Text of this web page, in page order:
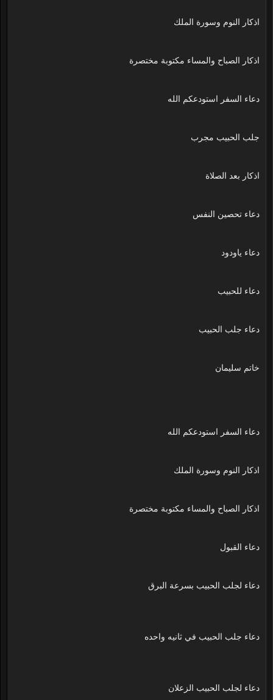
اذكار النوم وسورة الملك
اذكار الصباح والمساء مكتوبة مختصرة
دعاء السفر استودعكم الله
جلب الحبيب مجرب
اذكار بعد الصلاة
دعاء تحصين النفس
دعاء ياودود
دعاء للحبيب
دعاء جلب الحبيب
خاتم سليمان
دعاء السفر استودعكم الله
اذكار النوم وسورة الملك
اذكار الصباح والمساء مكتوبة مختصرة
دعاء القبول
دعاء لجلب الحبيب بسرعة البرق
دعاء جلب الحبيب في ثانيه واحده
دعاء لجلب الحبيب الزعلان